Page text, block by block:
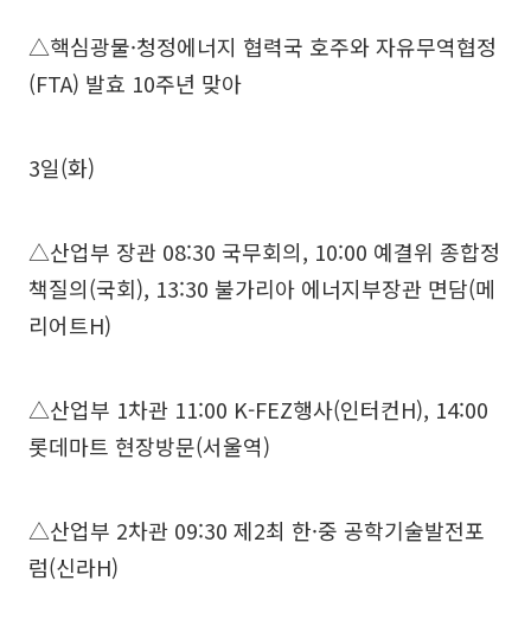
△핵심광물·청정에너지 협력국 호주와 자유무역협정
(FTA) 발효 10주년 맞아
3일(화)
△산업부 장관 08:30 국무회의, 10:00 예결위 종합정
책질의(국회), 13:30 불가리아 에너지부장관 면담(메
리어트H)
△산업부 1차관 11:00 K-FEZ행사(인터컨H), 14:00
롯데마트 현장방문(서울역)
△산업부 2차관 09:30 제2최 한·중 공학기술발전포
럼(신라H)